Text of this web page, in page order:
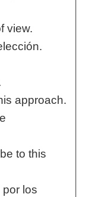
view.
approach.
to this
los